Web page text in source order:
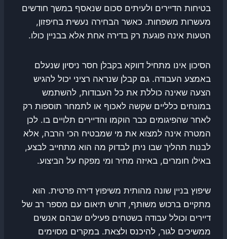
בטיחות הדיירים ולעיתים סכום שנאסף במשך חודשים
מעשרות משפחות. כאשר הבחירה נעשית בחיפזון,
הטעות אינה פוגעת רק בדירה אחת אלא בבניין כולו.
הסיכון אינו מתחיל דווקא בקבלן חסר ניסיון שנעלם
באמצע העבודה. גם קבלן שנראה רציני יכול להגיש
הצעה שאינה כוללת את כל העבודות, להשתמש
במונחים כלליים שקשה לאכוף או לתמחר תוספות רק
לאחר שהפיגומים כבר הוקמו והדיירים תלויים בו. לכן
המטרה אינה למצוא את מי שמבטיח הכי הרבה, אלא
לבנות תהליך שבו ניתן לבדוק מה הוא מתחייב לבצע,
באילו חומרים, באיזה מחיר ומי מפקח על הביצוע.
שיפוץ בניין שונה מהותית משיפוץ דירה פרטית. הוא
מתקיים ברכוש משותף, דורש תיאום עם מספר רב של
דיירים וכולל עבודה בשטחים פעילים שבהם אנשים
ממשיכים לגור, להיכנס ולצאת. במקרים מסוימים